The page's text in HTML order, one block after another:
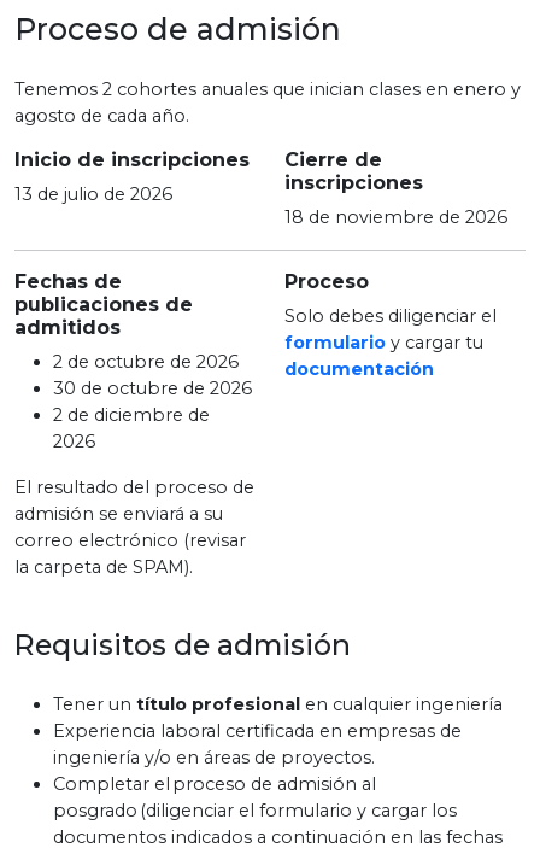
Proceso de admisión
Tenemos 2 cohortes anuales que inician clases en enero y
agosto de cada año.
Inicio de inscripciones
13 de julio de 2026
Cierre de
inscripciones
18 de noviembre de 2026
Fechas de
publicaciones de
admitidos
2 de octubre de 2026
30 de octubre de 2026
2 de diciembre de
2026
El resultado del proceso de
admisión se enviará a su
correo electrónico (revisar
la carpeta de SPAM).
Proceso
Solo debes diligenciar el
formulario y cargar tu
documentación
Requisitos de admisión
Tener un título profesional en cualquier ingeniería
Experiencia laboral certificada en empresas de
ingeniería y/o en áreas de proyectos.
Completar el proceso de admisión al
posgrado (diligenciar el formulario y cargar los
documentos indicados a continuación en las fechas